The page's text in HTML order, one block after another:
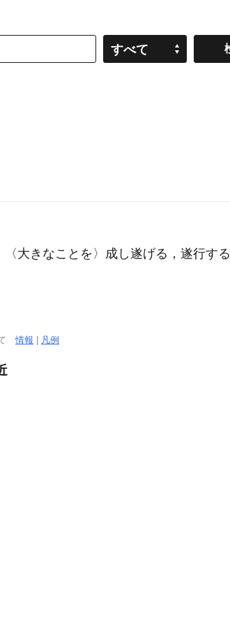
すべて
大きなことを〉成し遂げる，遂行する
て情報 凡例